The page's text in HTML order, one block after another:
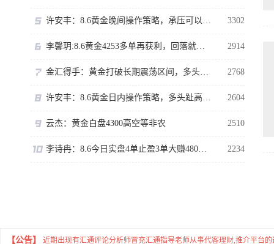
许安丰：8.6黄金晚间操作策略，承压可以短空一下！ 3302
李馨玥:8.6黄金4253多单再获利，回落就是做多机会！ 2914
金汇得手：黄金打破长期震荡区间，多头行情正式拉开序幕 2768
许安丰：8.6黄金日内操作策略，多头趾高气扬但藏凶险 2604
云杰：黄金白盘4300高空等非农 2510
李诗冉：8.6今日实盘4单止盈3单大赚480点，晚间黄金回踩继续多。 2234
【公告】 近期出现有汇通评论分析师冒充汇通指导老师从事代客理财,推介平台